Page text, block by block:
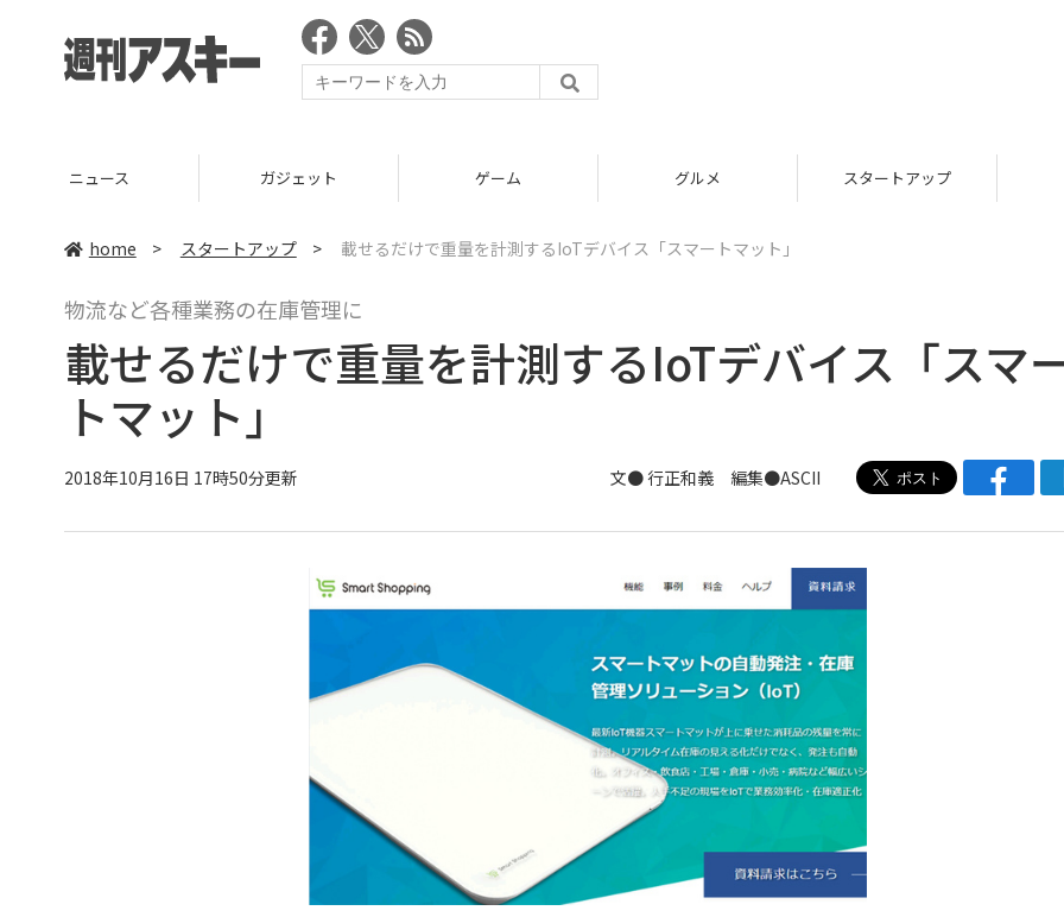
ニュース ガジェット ゲーム グルメ スタートアップ
home > スタートアップ > 載せるだけで重量を計測するIoTデバイス「スマートマット」
物流など各種業務の在庫管理に
載せるだけで重量を計測するIoTデバイス「スマ
トマット」
2018年10月16日 17時50分更新 文● 行正和義 編集●ASCII